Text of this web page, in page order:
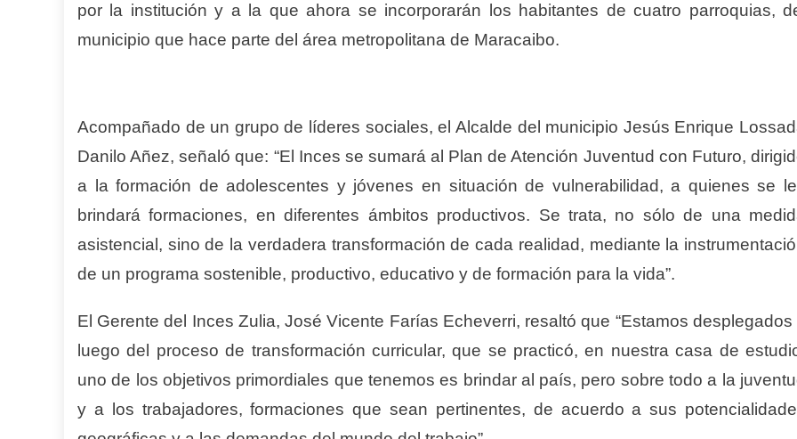
por la institución y a la que ahora se incorporarán los habitantes de cuatro parroquias,
municipio que hace parte del área metropolitana de Maracaibo.
Acompañado de un grupo de líderes sociales, el Alcalde del municipio Jesús Enrique
Danilo Añez, señaló que: “El Inces se sumará al Plan de Atención Juventud con Futuro,
a la formación de adolescentes y jóvenes en situación de vulnerabilidad, a quienes se
brindará formaciones, en diferentes ámbitos productivos. Se trata, no sólo de una
asistencial, sino de la verdadera transformación de cada realidad, mediante la
de un programa sostenible, productivo, educativo y de formación para la vida”.
El Gerente del Inces Zulia, José Vicente Farías Echeverri, resaltó que “Estamos desplegados
luego del proceso de transformación curricular, que se practicó, en nuestra casa de
uno de los objetivos primordiales que tenemos es brindar al país, pero sobre todo a la
y a los trabajadores, formaciones que sean pertinentes, de acuerdo a sus